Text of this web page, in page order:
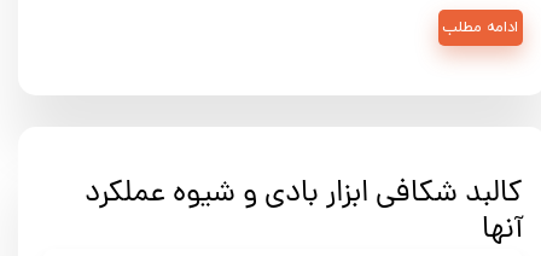
ادامه مطلب
کالبد شکافی ابزار بادی و شیوه عملکرد
آنها